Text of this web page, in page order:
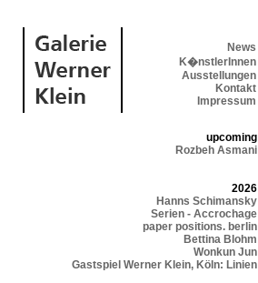
News
K�nstlerInnen
Ausstellungen
Kontakt
Impressum
upcoming
Rozbeh Asmani
2026
Hanns Schimansky
Serien - Accrochage
paper positions. berlin
Bettina Blohm
Wonkun Jun
Gastspiel Werner Klein, Köln: Linien